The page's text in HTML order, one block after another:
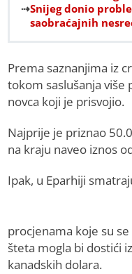
Snijeg donio
saobraćajnih
Prema saznanjima iz
tokom saslušanja više
novca koji je prisvojio.
Najprije je priznao
na kraju naveo iznos
Ipak, u Eparhiji
procjenama koje su
šteta mogla bi dostići
kanadskih dolara.